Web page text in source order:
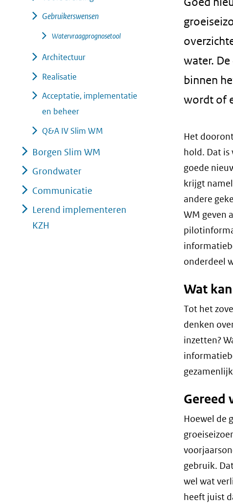
water.
binnen
wordt of
Het
hold. Dat
goede
krijgt
andere
WM geven
onderdeel
Wat
Tot het
denken
inzetten?
Gereed
Hoewel de
gebruik.
wel wat
heeft juist
Gebruikerswensen
Watervraagprognosetool
Architectuur
Realisatie
Acceptatie, implementatie
en beheer
Q&A IV Slim WM
Borgen Slim WM
Grondwater
Communicatie
Lerend implementeren
KZH